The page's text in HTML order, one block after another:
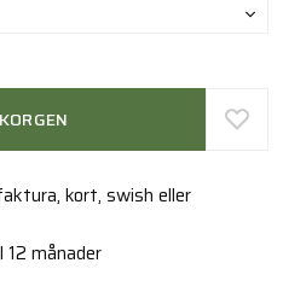
kort, swish eller
månader